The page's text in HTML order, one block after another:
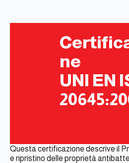
ne
UNI EN
Questa certificazione descrive il
e ripristino delle proprietà